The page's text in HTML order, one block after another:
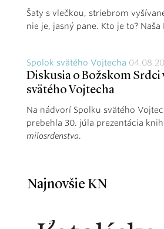
Šaty s vlečkou, striebrom
nie je, jasný pane. Kto je to? Naša
Spolok svätého Vojtecha
Diskusia o Božskom Srdci
svätého Vojtecha
Na nádvorí Spolku svätého
prebehla 30. júla prezentácia
milosrdenstva.
Najnovšie KN